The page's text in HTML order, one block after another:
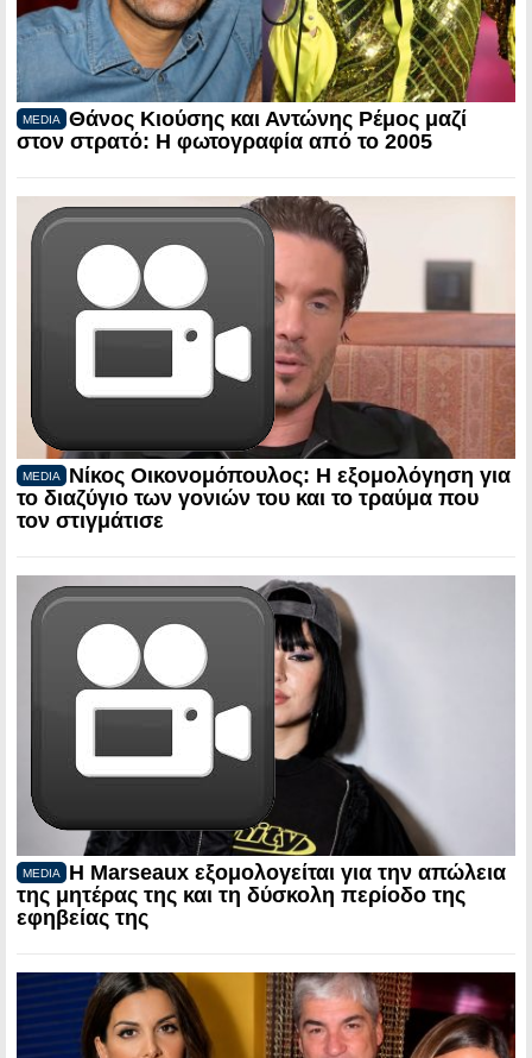
MEDIA
Θάνος Κιούσης και Αντώνης Ρέμος μαζί
στον στρατό: Η φωτογραφία από το 2005
MEDIA
Νίκος Οικονομόπουλος: Η εξομολόγηση για
το διαζύγιο των γονιών του και το τραύμα που
τον στιγμάτισε
MEDIA
Η Marseaux εξομολογείται για την απώλεια
της μητέρας της και τη δύσκολη περίοδο της
εφηβείας της